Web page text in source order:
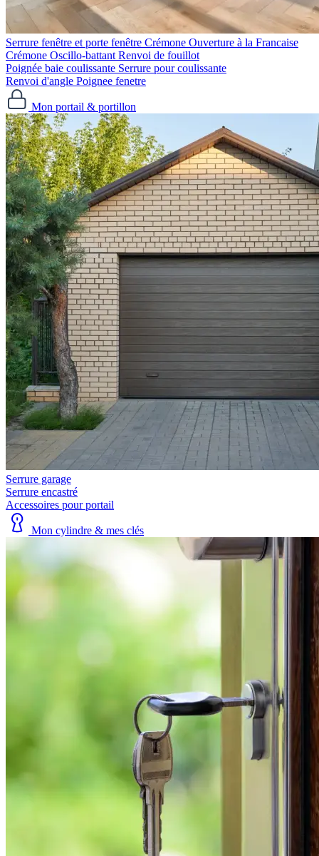
Serrure fenêtre et porte fenêtre Crémone Ouverture à la Francaise
Crémone Oscillo-battant Renvoi de fouillot
Poignée baie coulissante Serrure pour coulissante
Renvoi d'angle Poignee fenetre
Mon portail & portillon
Serrure garage
Serrure encastré
Accessoires pour portail
Mon cylindre & mes clés